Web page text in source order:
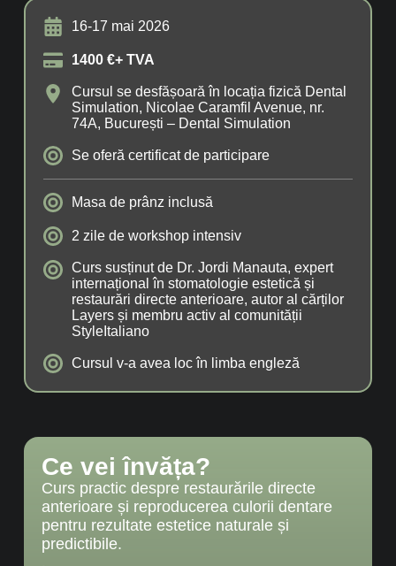
16-17 mai 2026
1400 €+ TVA
Cursul se desfășoară în locația fizică Dental
Simulation, Nicolae Caramfil Avenue, nr.
74A, București – Dental Simulation
Se oferă certificat de participare
Masa de prânz inclusă
2 zile de workshop intensiv
Curs susținut de Dr. Jordi Manauta, expert
internațional în stomatologie estetică și
restaurări directe anterioare, autor al cărților
Layers și membru activ al comunității
StyleItaliano
Cursul v-a avea loc în limba engleză
Ce vei învăța?
Curs practic despre restaurările directe
anterioare și reproducerea culorii dentare
pentru rezultate estetice naturale și
predictibile.